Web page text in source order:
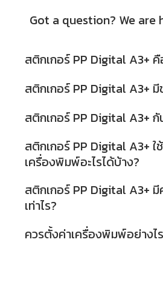
Got a question? We are
สติกเกอร์ PP Digital A3+ คื
สติกเกอร์ PP Digital A3+ มี
สติกเกอร์ PP Digital A3+ กั
สติกเกอร์ PP Digital A3+ ใ
เครื่องพิมพ์อะไรได้บ้าง?
สติกเกอร์ PP Digital A3+ มี
เท่าไร?
ควรตั้งค่าเครื่องพิมพ์อย่างไ